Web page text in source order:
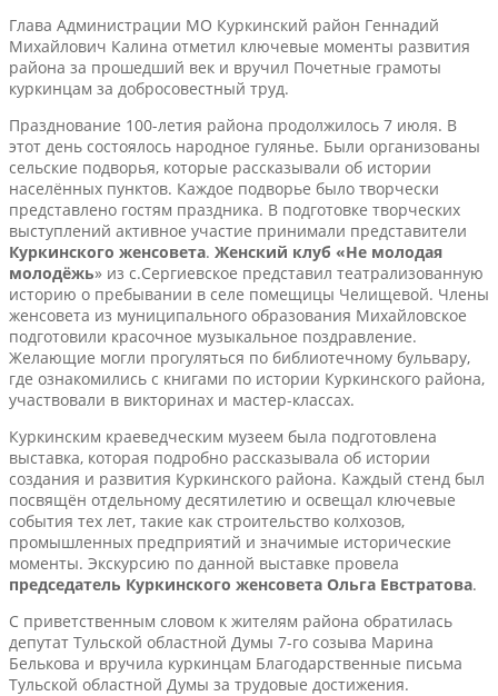
Глава Администрации МО Куркинский район Геннадий
Михайлович Калина отметил ключевые моменты развития
района за прошедший век и вручил Почетные грамоты
куркинцам за добросовестный труд.
Празднование 100-летия района продолжилось 7 июля. В
этот день состоялось народное гулянье. Были организованы
сельские подворья, которые рассказывали об истории
населённых пунктов. Каждое подворье было творчески
представлено гостям праздника. В подготовке творческих
выступлений активное участие принимали представители
Куркинского женсовета. Женский клуб «Не молодая
молодёжь» из с.Сергиевское представил театрализованную
историю о пребывании в селе помещицы Челищевой. Члены
женсовета из муниципального образования Михайловское
подготовили красочное музыкальное поздравление.
Желающие могли прогуляться по библиотечному бульвару,
где ознакомились с книгами по истории Куркинского района,
участвовали в викторинах и мастер-классах.
Куркинским краеведческим музеем была подготовлена
выставка, которая подробно рассказывала об истории
создания и развития Куркинского района. Каждый стенд был
посвящён отдельному десятилетию и освещал ключевые
события тех лет, такие как строительство колхозов,
промышленных предприятий и значимые исторические
моменты. Экскурсию по данной выставке провела
председатель Куркинского женсовета Ольга Евстратова.
С приветственным словом к жителям района обратилась
депутат Тульской областной Думы 7-го созыва Марина
Белькова и вручила куркинцам Благодарственные письма
Тульской областной Думы за трудовые достижения.